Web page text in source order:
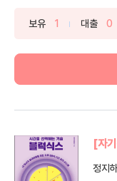
보유 1 대출 0
[자
정지